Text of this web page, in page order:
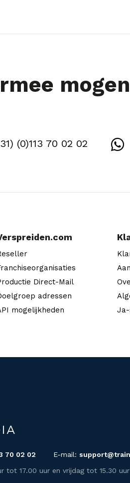
(0)113 70 02 02
Direct-Mail
adressen
mogelijkheden
70 02 02 E-mail:
tot 17.00 uur en vrijdag tot 15.30 uur